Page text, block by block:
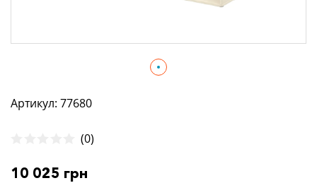
Артикул: 77680
(0)
10 025 грн